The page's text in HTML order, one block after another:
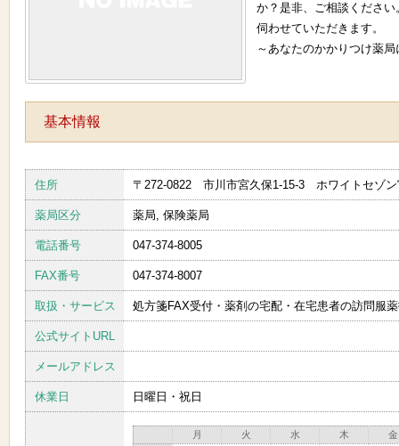
か？是非、ご相談くださ
伺わせていただきます。
～あなたのかかりつけ薬
基本情報
住所 〒272-0822 市川市宮久保1-15-3 ホワイトセゾン
薬局区分 薬局, 保険薬局
電話番号 047-374-8005
FAX番号 047-374-8007
取扱・サービス 処方箋FAX受付・薬剤の宅配・在宅患者の訪問服
公式サイトURL
メールアドレス
休業日 日曜日・祝日
月 火 水 木 金